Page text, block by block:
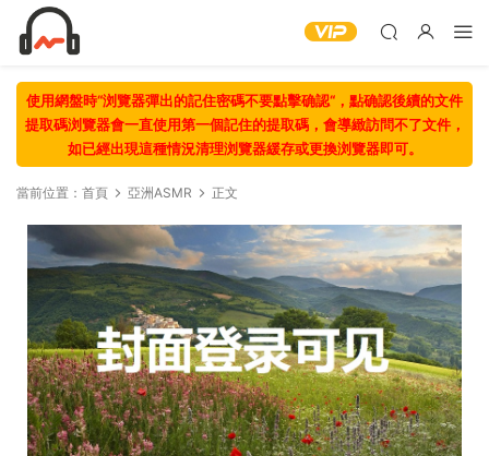
使用網盤時“浏覽器彈出的記住密碼不要點擊确認“，點确認後續的文件
提取碼浏覽器會一直使用第一個記住的提取碼，會導緻訪問不了文件，
如已經出現這種情況清理浏覽器緩存或更換浏覽器即可。
當前位置： 首頁 亞洲ASMR 正文